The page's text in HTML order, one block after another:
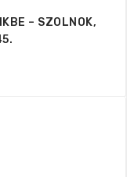
– SZOLNOK,